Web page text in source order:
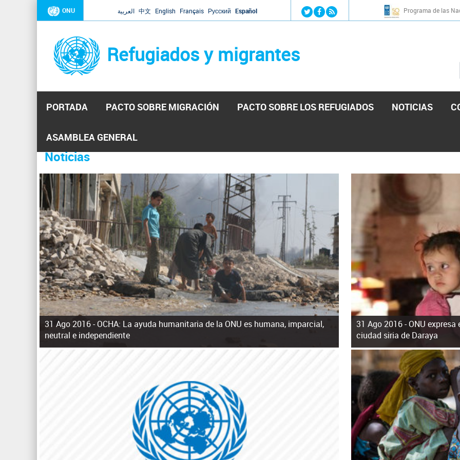
Jump to navigation
ONU العربية 中文 English Français Русский Español Programa de las
Refugiados y migrantes
PORTADA PACTO SOBRE MIGRACIÓN PACTO SOBRE LOS REFUGIADOS NOTICIAS
ASAMBLEA GENERAL
Se
encuentra
usted
aquí
Noticias
31 Ene 2019 -
El Secretario General ha respondido a la carta enviada por el presidente de la Asamblea Nacional de Venezuela solicitando a
ha reiterado que la ONU está lista para hacerlo, pero necesita el consentimiento y la colaboración del Gobierno.
31 Ago 2016 -OCHA: La ayuda humanitaria de la ONU es humana, imparcial,
neutral e independiente
31 Ago 2016 -ONU
ciudad siria de Daraya